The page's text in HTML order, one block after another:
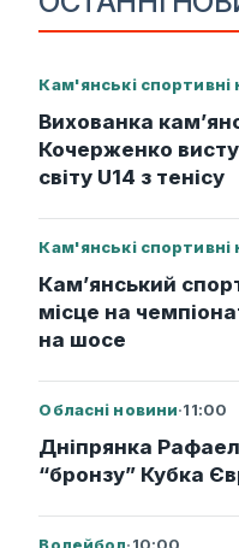
Кам'янські спортивні
Вихованка
Кочерженко
світу U14 з тенісу
Кам'янські спортивні
Кам’янський
місце на
на шосе
Обласні новини·11:00
Дніпрянка
“бронзу” Кубка